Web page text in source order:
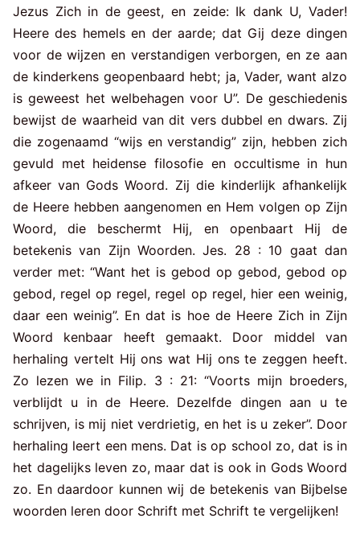
Jezus Zich in de geest, en zeide: Ik dank U, Vader!
Heere des hemels en der aarde; dat Gij deze dingen
voor de wijzen en verstandigen verborgen, en ze aan
de kinderkens geopenbaard hebt; ja, Vader, want alzo
is geweest het welbehagen voor U”. De geschiedenis
bewijst de waarheid van dit vers dubbel en dwars. Zij
die zogenaamd “wijs en verstandig” zijn, hebben zich
gevuld met heidense filosofie en occultisme in hun
afkeer van Gods Woord. Zij die kinderlijk afhankelijk
de Heere hebben aangenomen en Hem volgen op Zijn
Woord, die beschermt Hij, en openbaart Hij de
betekenis van Zijn Woorden. Jes. 28 : 10 gaat dan
verder met: “Want het is gebod op gebod, gebod op
gebod, regel op regel, regel op regel, hier een weinig,
daar een weinig”. En dat is hoe de Heere Zich in Zijn
Woord kenbaar heeft gemaakt. Door middel van
herhaling vertelt Hij ons wat Hij ons te zeggen heeft.
Zo lezen we in Filip. 3 : 21: “Voorts mijn broeders,
verblijdt u in de Heere. Dezelfde dingen aan u te
schrijven, is mij niet verdrietig, en het is u zeker”. Door
herhaling leert een mens. Dat is op school zo, dat is in
het dagelijks leven zo, maar dat is ook in Gods Woord
zo. En daardoor kunnen wij de betekenis van Bijbelse
woorden leren door Schrift met Schrift te vergelijken!